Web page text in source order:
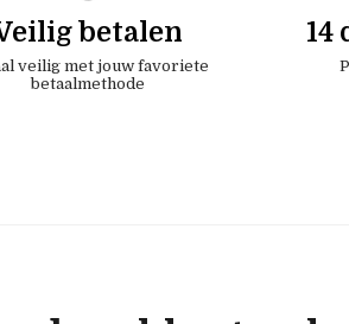
betalen
veilig met jouw favoriete
betaalmethode
14